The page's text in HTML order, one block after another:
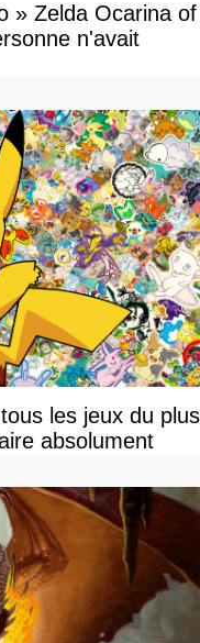
» Zelda Ocarina of
n'avait
les jeux du plus
absolument